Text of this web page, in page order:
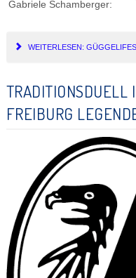
Gabriele Schamberger:
WEITERLESEN:
TRADITIONSDUELL
FREIBURG